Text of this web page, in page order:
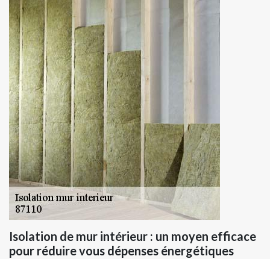
Isolation de mur intérieur : un moyen efficace
pour réduire vous dépenses énergétiques